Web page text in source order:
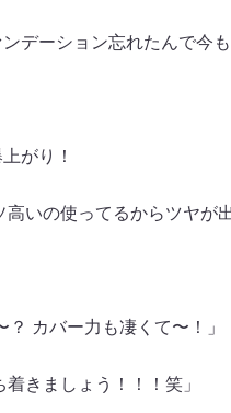
デーション忘れたんで今
がり！
いの使ってるからツヤが
カバー力も凄くて〜！」
きましょう！！！笑」